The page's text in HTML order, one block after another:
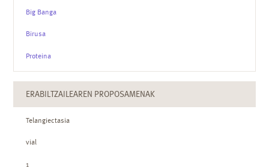
Big Banga
Birusa
Proteina
ERABILTZAILEAREN PROPOSAMENAK
Telangiectasia
vial
1